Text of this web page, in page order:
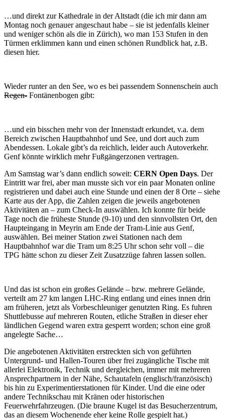
…und direkt zur Kathedrale in der Altstadt (die ich mir dann am
Montag noch genauer angeschaut habe – sie ist jedenfalls kleiner
und weniger schön als die in Zürich), wo man 153 Stufen in den
Türmen erklimmen kann und einen schönen Rundblick hat, z.B.
diesen hier.
Wieder runter an den See, wo es bei passendem Sonnenschein auch
Regen- Fontänenbogen gibt:
…und ein bisschen mehr von der Innenstadt erkundet, v.a. dem
Bereich zwischen Hauptbahnhof und See, und dort auch zum
Abendessen. Lokale gibt’s da reichlich, leider auch Autoverkehr.
Genf könnte wirklich mehr Fußgängerzonen vertragen.
Am Samstag war’s dann endlich soweit: CERN Open Days. Der
Eintritt war frei, aber man musste sich vor ein paar Monaten online
registrieren und dabei auch eine Stunde und einen der 8 Orte – siehe
Karte aus der App, die Zahlen zeigen die jeweils angebotenen
Aktivitäten an – zum Check-In auswählen. Ich konnte für beide
Tage noch die früheste Stunde (9-10) und den sinnvollsten Ort, den
Haupteingang in Meyrin am Ende der Tram-Linie aus Genf,
auswählen. Bei meiner Station zwei Stationen nach dem
Hauptbahnhof war die Tram um 8:25 Uhr schon sehr voll – die
TPG hätte schon zu dieser Zeit Zusatzzüge fahren lassen sollen.
Und das ist schon ein großes Gelände – bzw. mehrere Gelände,
verteilt am 27 km langen LHC-Ring entlang und eines innen drin
am früheren, jetzt als Vorbeschleuniger genutzten Ring. Es fuhren
Shuttlebusse auf mehreren Routen, etliche Straßen in dieser eher
ländlichen Gegend waren extra gesperrt worden; schon eine groß
angelegte Sache…
Die angebotenen Aktivitäten erstreckten sich von geführten
Untergrund- und Hallen-Touren über frei zugängliche Tische mit
allerlei Elektronik, Technik und dergleichen, immer mit mehreren
Ansprechpartnern in der Nähe, Schautafeln (englisch/französisch)
bis hin zu Experimentierstationen für Kinder. Und die eine oder
andere Technikschau mit Kränen oder historischen
Feuerwehrfahrzeugen. (Die braune Kugel ist das Besucherzentrum,
das an diesem Wochenende eher keine Rolle gespielt hat.)